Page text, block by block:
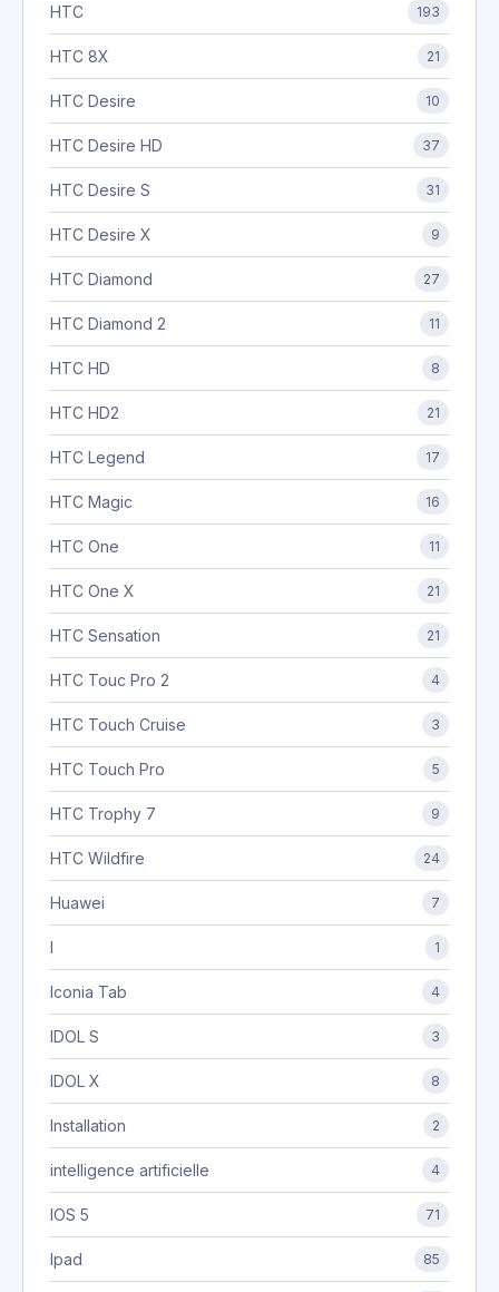
HTC 193
HTC 8X 21
HTC Desire 10
HTC Desire HD 37
HTC Desire S 31
HTC Desire X 9
HTC Diamond 27
HTC Diamond 2 11
HTC HD 8
HTC HD2 21
HTC Legend 17
HTC Magic 16
HTC One 11
HTC One X 21
HTC Sensation 21
HTC Touc Pro 2 4
HTC Touch Cruise 3
HTC Touch Pro 5
HTC Trophy 7 9
HTC Wildfire 24
Huawei 7
I 1
Iconia Tab 4
IDOL S 3
IDOL X 8
Installation 2
intelligence artificielle 4
IOS 5 71
Ipad 85